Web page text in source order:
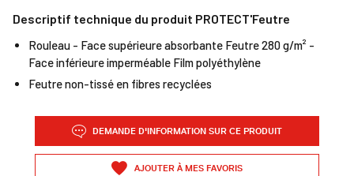
Descriptif technique du produit PROTECT'Feutre
Rouleau - Face supérieure absorbante Feutre 280 g/m² -
Face inférieure imperméable Film polyéthylène
Feutre non-tissé en fibres recyclées
DEMANDE D'INFORMATION SUR CE PRODUIT
AJOUTER À MES FAVORIS